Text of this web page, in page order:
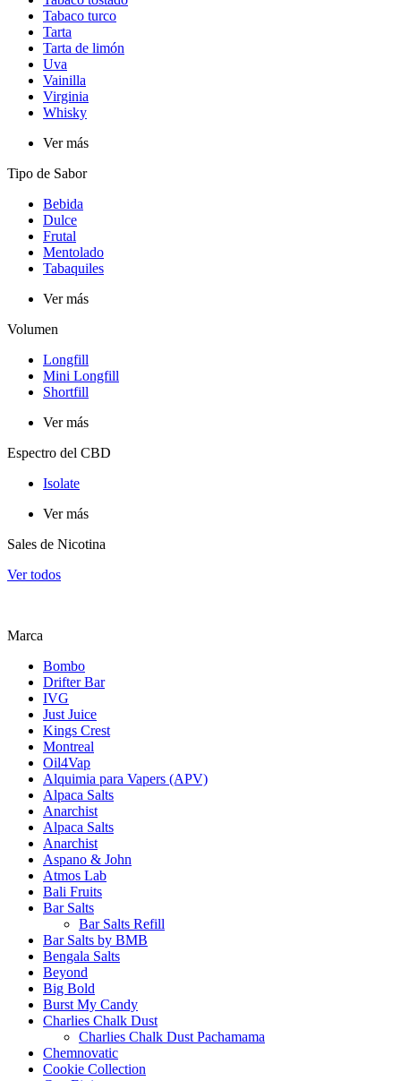
Tabaco turco
Tarta
Tarta de limón
Uva
Vainilla
Virginia
Whisky
Ver más
Tipo de Sabor​
Bebida
Dulce
Frutal
Mentolado
Tabaquiles
Ver más
Volumen
Longfill
Mini Longfill
Shortfill
Ver más
Espectro del CBD
Isolate
Ver más
Sales de Nicotina
Ver todos
Marca
Bombo
Drifter Bar
IVG
Just Juice
Kings Crest
Montreal
Oil4Vap
Alquimia para Vapers (APV)
Alpaca Salts
Anarchist
Alpaca Salts
Anarchist
Aspano & John
Atmos Lab
Bali Fruits
Bar Salts
Bar Salts Refill
Bar Salts by BMB
Bengala Salts
Beyond
Big Bold
Burst My Candy
Charlies Chalk Dust
Charlies Chalk Dust Pachamama
Chemnovatic
Cookie Collection